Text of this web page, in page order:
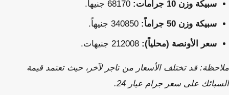
سبيكة وزن 10 جرامات:
سبيكة وزن 50 جراماً:
سعر الأونصة (محلياً):
ملاحظة: قد تختلف الأسعار من تاجر لآخر، حيث تعتمد قيمة
السبائك على سعر جرام عيار 24.